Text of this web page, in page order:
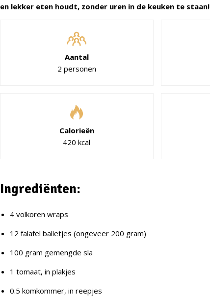
en lekker eten houdt, zonder uren in de keuken te staan!
Aantal
2 personen
Calorieën
420 kcal
Ingrediënten:
4 volkoren wraps
12 falafel balletjes (ongeveer 200 gram)
100 gram gemengde sla
1 tomaat, in plakjes
0.5 komkommer, in reepjes